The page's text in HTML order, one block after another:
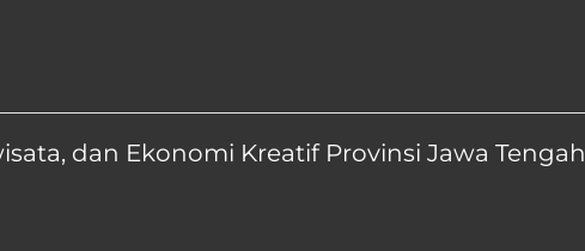
dan Ekonomi Kreatif Provinsi Jawa Tengah